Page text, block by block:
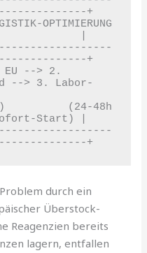
+
OPTIMIERUNG
|
+
EU --> 2.
--> 3. Labor-
(24-48h
Start) |
durch ein
Überstock-
Reagenzien bereits
lagern, entfallen